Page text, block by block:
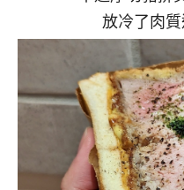
放冷了肉